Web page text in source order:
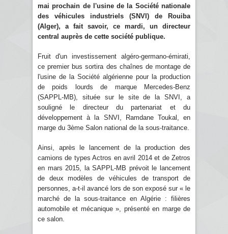
mai prochain de l'usine de la Société nationale
des véhicules industriels (SNVI) de Rouiba
(Alger), a fait savoir, ce mardi, un directeur
central auprès de cette société publique.
Fruit d'un investissement algéro-germano-émirati,
ce premier bus sortira des chaînes de montage de
l'usine de la Société algérienne pour la production
de poids lourds de marque Mercedes-Benz
(SAPPL-MB), située sur le site de la SNVI, a
souligné le directeur du partenariat et du
développement à la SNVI, Ramdane Toukal, en
marge du 3ème Salon national de la sous-traitance.
Ainsi, après le lancement de la production des
camions de types Actros en avril 2014 et de Zetros
en mars 2015, la SAPPL-MB prévoit le lancement
de deux modèles de véhicules de transport de
personnes, a-t-il avancé lors de son exposé sur « le
marché de la sous-traitance en Algérie : filières
automobile et mécanique », présenté en marge de
ce salon.